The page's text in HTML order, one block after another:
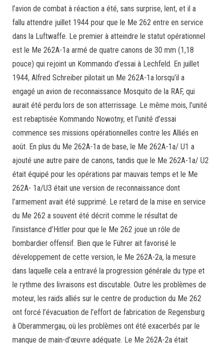
l’avion de combat à réaction a été, sans surprise, lent, et il a
fallu attendre juillet 1944 pour que le Me 262 entre en service
dans la Luftwaffe. Le premier à atteindre le statut opérationnel
est le Me 262A-1a armé de quatre canons de 30 mm (1,18
pouce) qui rejoint un Kommando d’essai à Lechfeld. En juillet
1944, Alfred Schreiber pilotait un Me 262A-1a lorsqu’il a
engagé un avion de reconnaissance Mosquito de la RAF, qui
aurait été perdu lors de son atterrissage. Le même mois, l’unité
est rebaptisée Kommando Nowotny, et l’unité d’essai
commence ses missions opérationnelles contre les Alliés en
août. En plus du Me 262A-1a de base, le Me 262A-1a/ U1 a
ajouté une autre paire de canons, tandis que le Me 262A-1a/ U2
était équipé pour les opérations par mauvais temps et le Me
262A- 1a/U3 était une version de reconnaissance dont
l’armement avait été supprimé. Le retard de la mise en service
du Me 262 a souvent été décrit comme le résultat de
l’insistance d’Hitler pour que le Me 262 joue un rôle de
bombardier offensif. Bien que le Führer ait favorisé le
développement de cette version, le Me 262A-2a, la mesure
dans laquelle cela a entravé la progression générale du type et
le rythme des livraisons est discutable. Outre les problèmes de
moteur, les raids alliés sur le centre de production du Me 262
ont forcé l’évacuation de l’effort de fabrication de Regensburg
à Oberammergau, où les problèmes ont été exacerbés par le
manque de main-d’œuvre adéquate. Le Me 262A-2a était